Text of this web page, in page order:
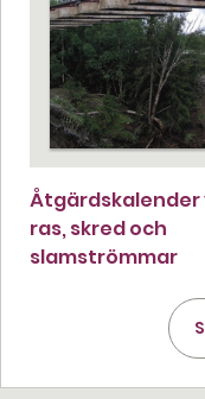
Åtgärdskalender
ras, skred och
slamströmmar